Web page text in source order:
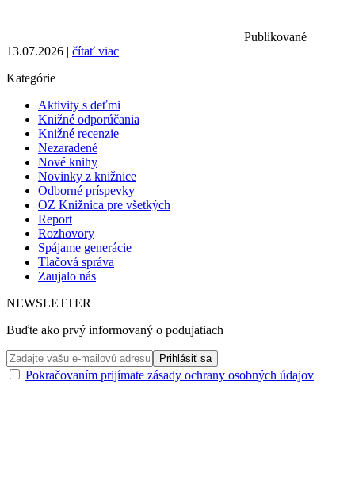
Publikované
13.07.2026 | čítať viac
Kategórie
Aktivity s deťmi
Knižné odporúčania
Knižné recenzie
Nezaradené
Nové knihy
Novinky z knižnice
Odborné príspevky
OZ Knižnica pre všetkých
Report
Rozhovory
Spájame generácie
Tlačová správa
Zaujalo nás
NEWSLETTER
Buďte ako prvý informovaný o podujatiach
Pokračovaním prijímate zásady ochrany osobných údajov